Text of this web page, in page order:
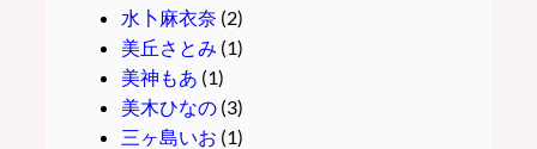
水卜麻衣奈 (2)
美丘さとみ (1)
美神もあ (1)
美木ひなの(3)
三ヶ島いお (1)